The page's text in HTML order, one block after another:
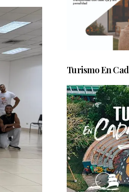
Turismo En